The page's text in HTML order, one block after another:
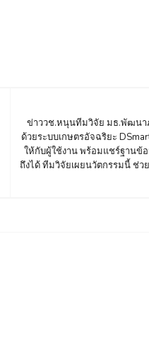
ข่าววช.หนุนทีมวิจัย มธ.พัฒนา
ด้วยระบบเกษตรอัจฉริยะ
ให้กับผู้ใช้งาน พร้อมแชร์ฐานข้
ถึงได้ ทีมวิจัยเผยนวัตกรรมนี้ ช่